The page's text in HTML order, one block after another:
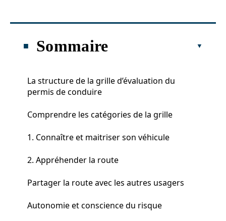
Sommaire
La structure de la grille d’évaluation du
permis de conduire
Comprendre les catégories de la grille
1. Connaître et maitriser son véhicule
2. Appréhender la route
Partager la route avec les autres usagers
Autonomie et conscience du risque